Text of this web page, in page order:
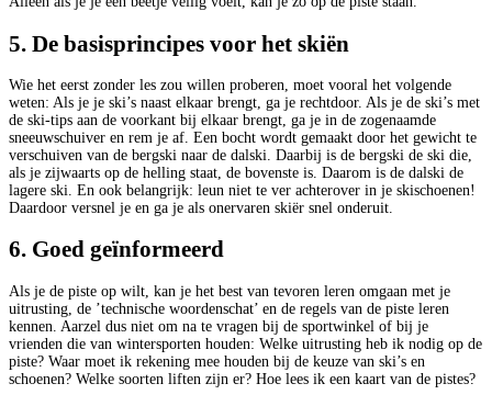
5. De basisprincipes voor het skiën
Wie het eerst zonder les zou willen proberen, moet vooral het volgende
weten: Als je je ski’s naast elkaar brengt, ga je rechtdoor. Als je de ski’s met
de ski-tips aan de voorkant bij elkaar brengt, ga je in de zogenaamde
sneeuwschuiver en rem je af. Een bocht wordt gemaakt door het gewicht te
verschuiven van de bergski naar de dalski. Daarbij is de bergski de ski die,
als je zijwaarts op de helling staat, de bovenste is. Daarom is de dalski de
lagere ski. En ook belangrijk: leun niet te ver achterover in je skischoenen!
Daardoor versnel je en ga je als onervaren skiër snel onderuit.
6. Goed geïnformeerd
Als je de piste op wilt, kan je het best van tevoren leren omgaan met je
uitrusting, de ’technische woordenschat’ en de regels van de piste leren
kennen. Aarzel dus niet om na te vragen bij de sportwinkel of bij je
vrienden die van wintersporten houden: Welke uitrusting heb ik nodig op de
piste? Waar moet ik rekening mee houden bij de keuze van ski’s en
schoenen? Welke soorten liften zijn er? Hoe lees ik een kaart van de pistes?